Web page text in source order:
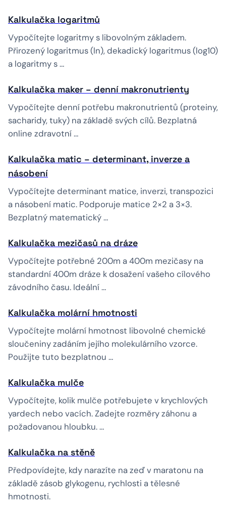
Kalkulačka logaritmů
Vypočítejte logaritmy s libovolným základem.
Přirozený logaritmus (ln), dekadický logaritmus (log10)
a logaritmy s …
Kalkulačka maker – denní makronutrienty
Vypočítejte denní potřebu makronutrientů (proteiny,
sacharidy, tuky) na základě svých cílů. Bezplatná
online zdravotní …
Kalkulačka matic – determinant, inverze a
násobení
Vypočítejte determinant matice, inverzi, transpozici
a násobení matic. Podporuje matice 2×2 a 3×3.
Bezplatný matematický …
Kalkulačka mezičasů na dráze
Vypočítejte potřebné 200m a 400m mezičasy na
standardní 400m dráze k dosažení vašeho cílového
závodního času. Ideální …
Kalkulačka molární hmotnosti
Vypočítejte molární hmotnost libovolné chemické
sloučeniny zadáním jejího molekulárního vzorce.
Použijte tuto bezplatnou …
Kalkulačka mulče
Vypočítejte, kolik mulče potřebujete v krychlových
yardech nebo vacích. Zadejte rozměry záhonu a
požadovanou hloubku. …
Kalkulačka na stěně
Předpovídejte, kdy narazíte na zeď v maratonu na
základě zásob glykogenu, rychlosti a tělesné
hmotnosti.